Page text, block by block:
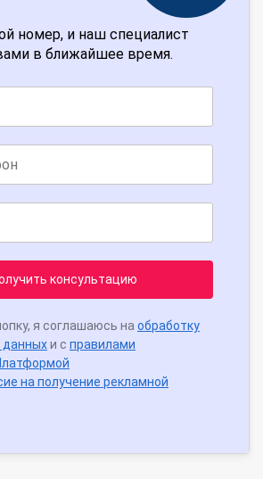
номер, и наш специалист
в ближайшее время.
консультацию
я соглашаюсь на обработку
данныхи с правилами
на получение рекламной